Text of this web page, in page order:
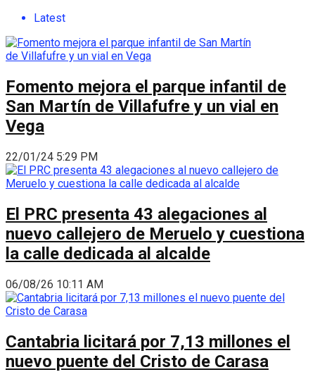
Latest
Fomento mejora el parque infantil de
San Martín de Villafufre y un vial en
Vega
22/01/24 5:29 PM
El PRC presenta 43 alegaciones al
nuevo callejero de Meruelo y cuestiona
la calle dedicada al alcalde
06/08/26 10:11 AM
Cantabria licitará por 7,13 millones el
nuevo puente del Cristo de Carasa